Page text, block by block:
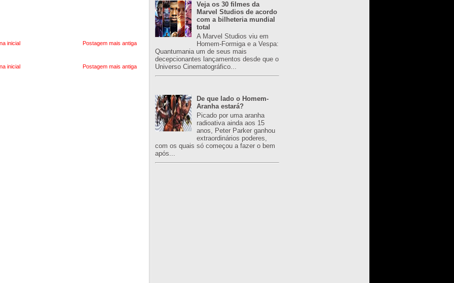
Postagem mais antiga
inicial
Postagem mais antiga
inicial
Veja os 30 filmes da
Marvel Studios de acordo
com a bilheteria mundial
total
A Marvel Studios viu em
Homem-Formiga e a Vespa:
Quantumania um de seus mais
decepcionantes lançamentos desde que o
Universo Cinematográfico...
De que lado o Homem-
Aranha estará?
Picado por uma aranha
radioativa ainda aos 15
anos, Peter Parker ganhou
extraordinários poderes,
com os quais só começou a fazer o bem
após...